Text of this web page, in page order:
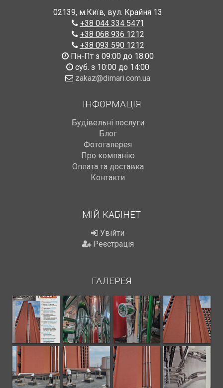
02139, м.Київ, вул. Крайня 13
+38 044 334 5471
+38 068 936 1212
+38 093 590 1212
Пн-Пт з 09:00 до 18:00
суб. з 10:00 до 14:00
zakaz@dimari.com.ua
ІНФОРМАЦІЯ
Будівельні послуги
Блог
Фотогалерея
Про компанію
Оплата та доставка
Контакти
МІЙ КАБІНЕТ
Увійти
Реєстрація
ГАЛЕРЕЯ